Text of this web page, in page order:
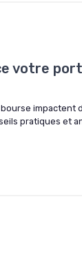
votre
pratiques et